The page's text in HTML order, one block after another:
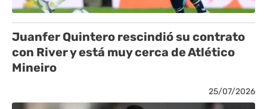
Juanfer Quintero rescindió su contrato
con River y está muy cerca de Atlético
Mineiro
25/07/2026